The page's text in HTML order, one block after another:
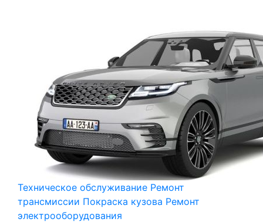
Техническое обслуживание Ремонт
трансмиссии Покраска кузова Ремонт
электрооборудования